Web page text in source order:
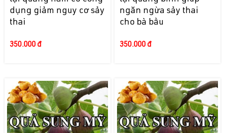
dụng giảm nguy cơ sảy
thai
350.000 đ
ngăn ngừa sảy thai
cho bà bầu
350.000 đ